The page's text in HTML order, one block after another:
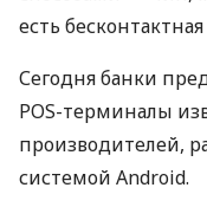
есть
Сегодня банки
POS-терминалы
производителей,
системой Android.